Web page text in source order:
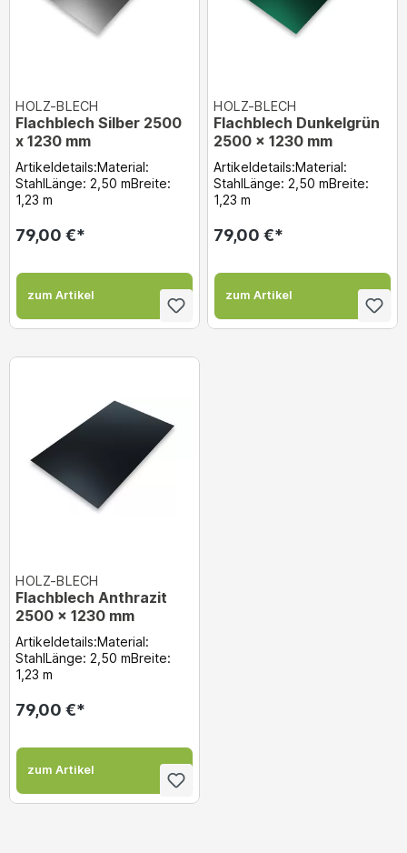
HOLZ-BLECH
Flachblech Silber 2500
x 1230 mm
Artikeldetails:Material:
StahlLänge: 2,50 mBreite:
1,23 m
79,00 €*
zum Artikel
HOLZ-BLECH
Flachblech Dunkelgrün
2500 x 1230 mm
Artikeldetails:Material:
StahlLänge: 2,50 mBreite:
1,23 m
79,00 €*
zum Artikel
HOLZ-BLECH
Flachblech Anthrazit
2500 x 1230 mm
Artikeldetails:Material:
StahlLänge: 2,50 mBreite:
1,23 m
79,00 €*
zum Artikel